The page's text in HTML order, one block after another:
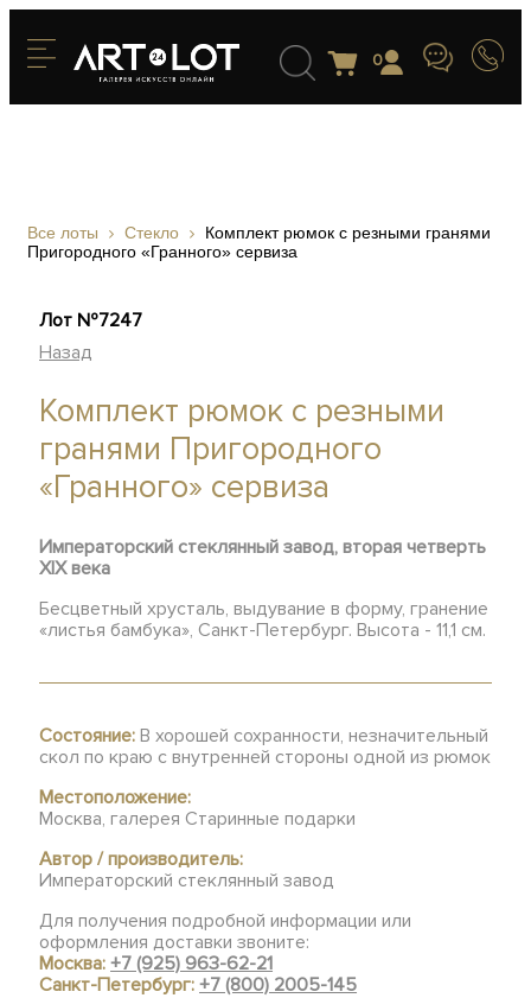
0
Все лоты Стекло
Комплект рюмок с резными гранями
Пригородного «Гранного» сервиза
Лот №7247
Назад
Комплект рюмок с резными
гранями Пригородного
«Гранного» сервиза
Императорский стеклянный завод, вторая четверть
XIX века
Бесцветный хрусталь, выдувание в форму, гранение
«листья бамбука», Санкт-Петербург. Высота - 11,1 см.
Состояние: В хорошей сохранности, незначительный
скол по краю с внутренней стороны одной из рюмок
Местоположение:
Москва, галерея Старинные подарки
Автор / производитель:
Императорский стеклянный завод
Для получения подробной информации или
оформления доставки звоните:
Москва:+7 (925) 963-62-21
Санкт-Петербург:+7 (800) 2005-145